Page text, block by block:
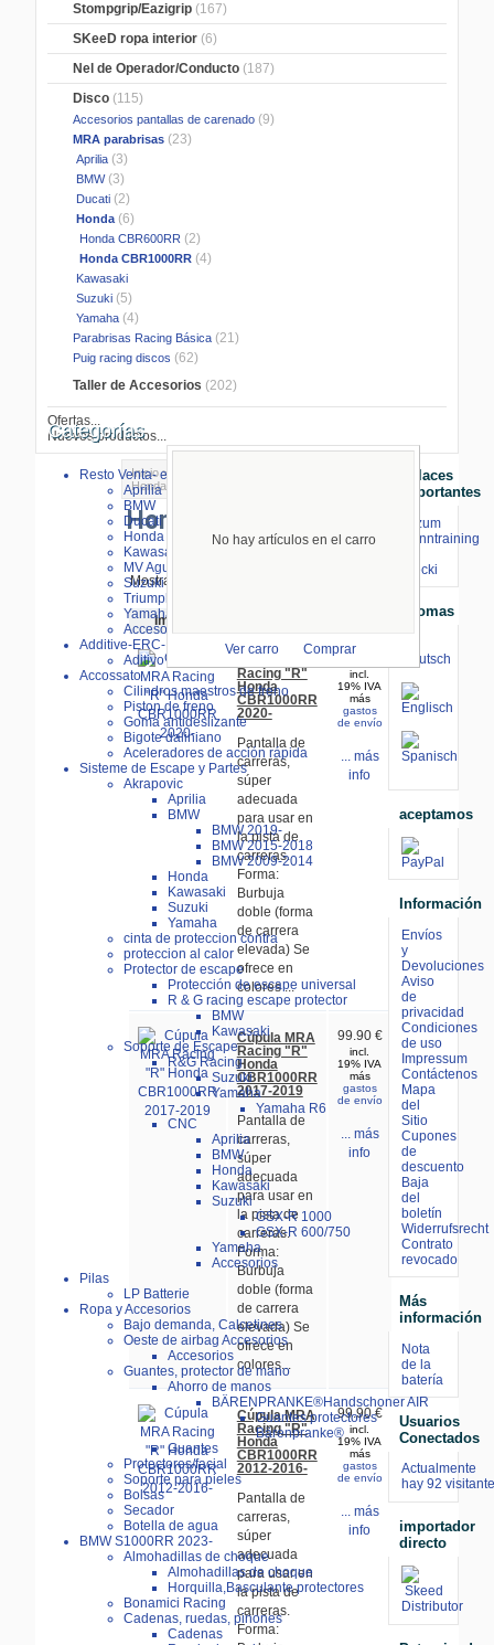
Stompgrip/Eazigrip (167)
SKeeD ropa interior (6)
Nel de Operador/Conducto (187)
Disco (115)
Accesorios pantallas de carenado (9)
MRA parabrisas (23)
Aprilia (3)
BMW(3)
Ducati (2)
Honda(6)
Honda CBR600RR (2)
Honda CBR1000RR (4)
Kawasaki
Suzuki (5)
Yamaha (4)
Parabrisas Racing Básica (21)
Puig racing discos (62)
Taller de Accesorios (202)
Ofertas...
Nuevos productos...
No hay artículos en el carro
Ver carro Comprar
Categorías
Resto Venta- especial
Aprilia
BMW
Ducati
Honda
Kawasaki
MV Agusta
Suzuki
Triumph
Yamaha
Accesorios
Additive-ERC-Bike
Aditivo ERC-Bike
Accossato
Cilindros maestros de freno
Piston de freno
Goma antideslizante
Bigote daliniano
Aceleradores de acción rápida
Sisteme de Escape y Partes
Akrapovic
Aprilia
BMW
BMW 2019-
BMW 2015-2018
BMW 2009-2014
Honda
Kawasaki
Suzuki
Yamaha
cinta de proteccion contra
proteccion al calor
Protector de escape
Protección de escape universal
R & G racing escape protector
BMW
Kawasaki
Soporte de Escape
R&G Racing
Suzuki
Yamaha
Yamaha R6
CNC
Aprilia
BMW
Honda
Kawasaki
Suzuki
GSX-R 1000
GSX-R 600/750
Yamaha
Accesorios
Pilas
LP Batterie
Ropa y Accesorios
Bajo demanda, Calcetines
Oeste de airbag Accesorios
Accesorios
Guantes, protector de mano
Ahorro de manos
BÄRENPRANKE®Handschoner AIR
Guantes protectores
Bärenpranke®
Guantes
Protectores/facial
Soporte para pieles
Bolsas
Secador
Botella de agua
BMW S1000RR 2023-
Almohadillas de choque
Almohadillas de choque
Horquilla,Basculante protectores
Bonamici Racing
Cadenas, ruedas, pinones
Cadenas
Inicio>
Honda
Honda CBR1000RR
Mostrando de
Imagen
Racing "R"
Honda
CBR1000RR
2020-
Pantalla de
carreras,
súper
adecuada
para usar en
la pista de
carreras.
Forma:
Burbuja
doble (forma
de carrera
elevada) Se
ofrece en
colores ...
99.90 €
incl.
19% IVA
más
gastos
de envío
... más
info
Cúpula MRA
Racing "R"
Honda
CBR1000RR
2017-2019
Pantalla de
carreras,
súper
adecuada
para usar en
la pista de
carreras.
Forma:
Burbuja
doble (forma
de carrera
elevada) Se
ofrece en
colores...
99.90 €
incl.
19% IVA
más
gastos
de envío
... más
info
Cúpula MRA
Racing "R"
Honda
CBR1000RR
2012-2016-
Pantalla de
carreras,
súper
adecuada
para usar en
la pista de
carreras.
Forma:
99.90 €
incl.
19% IVA
más
gastos
de envío
... más
info
Enlaces
Importantes
⇒ zum
Renntraining
Stecki
Idiomas
aceptamos
Información
Envíos
y
Devoluciones
Aviso
de
privacidad
Condiciones
de uso
Impressum
Contáctenos
Mapa
del
Sitio
Cupones
de
descuento
Baja
del
boletín
Widerrufsrecht
Contrato
revocado
Más
información
Nota
de la
batería
Usuarios
Conectados
Actualmente
hay 92
importador
directo